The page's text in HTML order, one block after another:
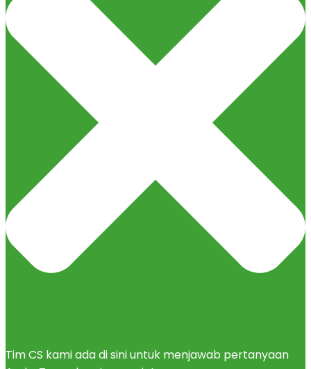
Tim CS kami ada di sini untuk menjawab pertanyaan